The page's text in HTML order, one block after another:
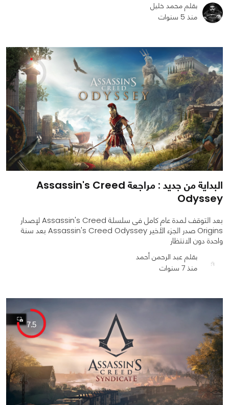
18339
0
بقلم محمد خليل
منذ 5 سنوات
البداية من جديد : مراجعة Assassin's Creed
Odyssey
بعد التوقف لمدة عام كامل فى سلسلة Assassin's Creed لإصدار
Origins صدر الجزء الأخير Assassin's Creed Odyssey بعد سنة
واحدة دون الانتظار
بقلم عبد الرحمن أحمد
منذ 7 سنوات
7.5